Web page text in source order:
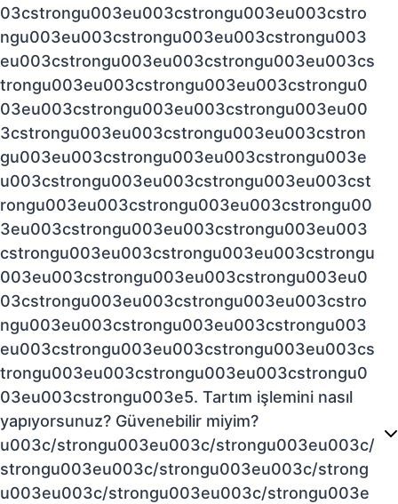
03cstrongu003eu003cstrongu003eu003cstro
ngu003eu003cstrongu003eu003cstrongu003
eu003cstrongu003eu003cstrongu003eu003cs
trongu003eu003cstrongu003eu003cstrongu0
03eu003cstrongu003eu003cstrongu003eu00
3cstrongu003eu003cstrongu003eu003cstron
gu003eu003cstrongu003eu003cstrongu003e
u003cstrongu003eu003cstrongu003eu003cst
rongu003eu003cstrongu003eu003cstrongu00
3eu003cstrongu003eu003cstrongu003eu003
cstrongu003eu003cstrongu003eu003cstrongu
003eu003cstrongu003eu003cstrongu003eu0
03cstrongu003eu003cstrongu003eu003cstro
ngu003eu003cstrongu003eu003cstrongu003
eu003cstrongu003eu003cstrongu003eu003cs
trongu003eu003cstrongu003eu003cstrongu0
03eu003cstrongu003e5. Tartım işlemini nasıl
yapıyorsunuz? Güvenebilir miyim?
u003c/strongu003eu003c/strongu003eu003c/
strongu003eu003c/strongu003eu003c/strong
u003eu003c/strongu003eu003c/strongu003e